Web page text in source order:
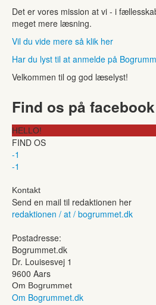
Det er vores mission at vi - i
meget mere læsning.
Vil du vide mere så klik her
Har du lyst til at anmelde på
Velkommen til og god læselyst!
Find os på facebook
HELLO!
FIND OS
-1
-1
Kontakt
Send en mail til redaktionen her
redaktionen / at / bogrummet.dk
Postadresse:
Bogrummet.dk
Dr. Louisesvej 1
9600 Aars
Om Bogrummet
Om Bogrummet.dk